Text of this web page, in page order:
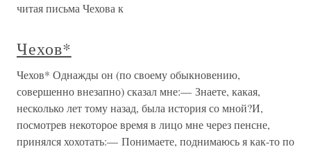
читая письма Чехова к
Чехов*
Чехов* Однажды он (по своему обыкновению,
совершенно внезапно) сказал мне:— Знаете, какая,
несколько лет тому назад, была история со мной?И,
посмотрев некоторое время в лицо мне через пенсне,
принялся хохотать:— Понимаете, поднимаюсь я как-то по